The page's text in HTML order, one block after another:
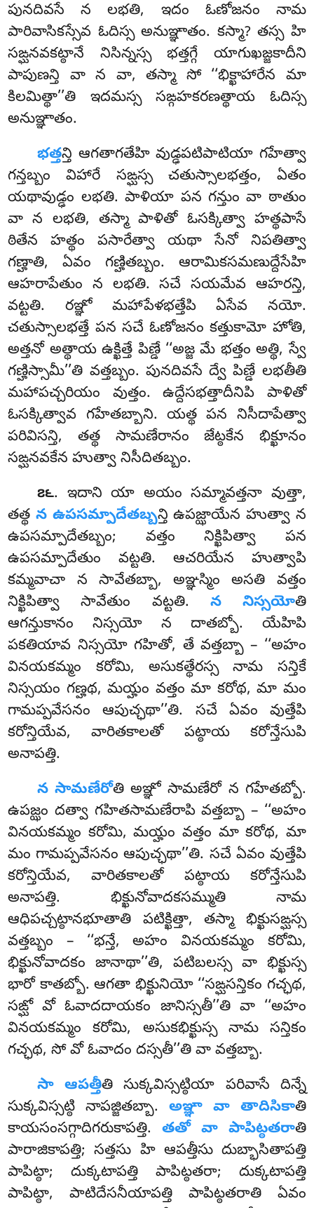
పునదివసే న లభతి, ఇదం ఓణోజనం నామ
పారివాసికస్సేవ ఓదిస్స అనుఞ్ఞాతం. కస్మా? తస్స హి
సఙ్ఘనవకట్ఠానే నిసిన్నస్స భత్తగ్గే యాగుఖజ్జకాదీని
పాపుణన్తి వా న వా, తస్మా సో ‘‘భిక్ఖాహారేన మా
కిలమిత్థా’’తి ఇదమస్స సఙ్గహకరణత్థాయ ఓదిస్స
అనుఞ్ఞాతం.
భత్తన్తి ఆగతాగతేహి వుడ్ఢపటిపాటియా గహేత్వా
గన్తబ్బం విహారే సఙ్ఘస్స చతుస్సాలభత్తం, ఏతం
యథావుడ్ఢం లభతి. పాళియా పన గన్తుం వా ఠాతుం
వా న లభతి, తస్మా పాళితో ఓసక్కిత్వా హత్థపాసే
ఠితేన హత్థం పసారేత్వా యథా సేనో నిపతిత్వా
గణ్హాతి, ఏవం గణ్హితబ్బం. ఆరామికసమణుద్దేసేహి
ఆహరాపేతుం న లభతి. సచే సయమేవ ఆహరన్తి,
వట్టతి. రఞ్ఞో మహాపేళభత్తేపి ఏసేవ నయో.
చతుస్సాలభత్తే పన సచే ఓణోజనం కత్తుకామో హోతి,
అత్తనో అత్థాయ ఉక్ఖిత్తే పిణ్డే ‘‘అజ్జ మే భత్తం అత్థి, స్వే
గణ్హిస్సామీ’’తి వత్తబ్బం. పునదివసే ద్వే పిణ్డే లభతీతి
మహాపచ్చరియం వుత్తం. ఉద్దేసభత్తాదీనిపి పాళితో
ఓసక్కిత్వావ గహేతబ్బాని. యత్థ పన నిసీదాపేత్వా
పరివిసన్తి, తత్థ సామణేరానం జేట్ఠకేన భిక్ఖూనం
సఙ్ఘనవకేన హుత్వా నిసీదితబ్బం.
౭౬. ఇదానియా అయం సమ్మావత్తనా వుత్తా,
తత్థ న ఉపసమ్పాదేతబ్బన్తి ఉపజ్ఝాయేన హుత్వా న
ఉపసమ్పాదేతబ్బం; వత్తం నిక్ఖిపిత్వా పన
ఉపసమ్పాదేతుం వట్టతి. ఆచరియేన హుత్వాపి
కమ్మవాచా న సావేతబ్బా, అఞ్ఞస్మిం అసతి వత్తం
నిక్ఖిపిత్వా సావేతుం వట్టతి. న నిస్సయోతి
ఆగన్తుకానం నిస్సయో న దాతబ్బో. యేహిపి
పకతియావ నిస్సయో గహితో, తే వత్తబ్బా – ‘‘అహం
వినయకమ్మం కరోమి, అసుకత్థేరస్స నామ సన్తికే
నిస్సయం గణ్హథ, మయ్హం వత్తం మా కరోథ, మా మం
గామప్పవేసనం ఆపుచ్ఛథా’’తి. సచే ఏవం వుత్తేపి
కరోన్తియేవ, వారితకాలతో పట్ఠాయ కరోన్తేసుపి
అనాపత్తి.
న సామణేరోతి అఞ్ఞో సామణేరో న గహేతబ్బో.
ఉపజ్ఝం దత్వా గహితసామణేరాపి వత్తబ్బా – ‘‘అహం
వినయకమ్మం కరోమి, మయ్హం వత్తం మా కరోథ, మా
మం గామప్పవేసనం ఆపుచ్ఛథా’’తి. సచే ఏవం వుత్తేపి
కరోన్తియేవ, వారితకాలతో పట్ఠాయ కరోన్తేసుపి
అనాపత్తి. భిక్ఖునోవాదకసమ్ముతి నామ
ఆధిపచ్చట్ఠానభూతాతి పటిక్ఖిత్తా, తస్మా భిక్ఖుసఙ్ఘస్స
వత్తబ్బం – ‘‘భన్తే, అహం వినయకమ్మం కరోమి,
భిక్ఖునోవాదకం జానాథా’’తి, పటిబలస్స వా భిక్ఖుస్స
భారో కాతబ్బో. ఆగతా భిక్ఖునియో ‘‘సఙ్ఘసన్తికం గచ్ఛథ,
సఙ్ఘో వో ఓవాదదాయకం జానిస్సతీ’’తి వా ‘‘అహం
వినయకమ్మం కరోమి, అసుకభిక్ఖుస్స నామ సన్తికం
గచ్ఛథ, సో వో ఓవాదం దస్సతీ’’తి వా వత్తబ్బా.
సా ఆపత్తీతి సుక్కవిస్సట్ఠియా పరివాసే దిన్నే
సుక్కవిస్సట్ఠి నాపజ్జితబ్బా. అఞ్ఞా వా తాదిసికాతి
కాయసంసగ్గాదిగరుకాపత్తి.తతో వా పాపిట్ఠతరాతి
పారాజికాపత్తి; సత్తసు హి ఆపత్తీసు దుబ్భాసితాపత్తి
పాపిట్ఠా; దుక్కటాపత్తి పాపిట్ఠతరా; దుక్కటాపత్తి
పాపిట్ఠా, పాటిదేసనీయాపత్తి పాపిట్ఠతరాతి ఏవం